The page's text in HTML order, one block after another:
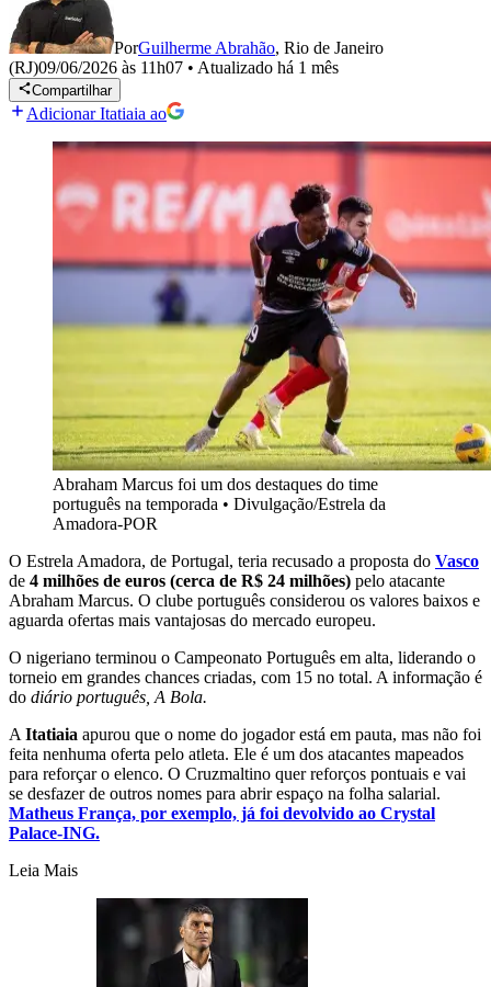
PorGuilherme Abrahão, Rio de Janeiro
(RJ)09/06/2026 às 11h07 • Atualizado há 1 mês
Compartilhar
Adicionar Itatiaia ao
Abraham Marcus foi um dos destaques do time
português na temporada • Divulgação/Estrela da
Amadora-POR
O Estrela Amadora, de Portugal, teria recusado a proposta do Vasco
de 4 milhões de euros (cerca de R$ 24 milhões) pelo atacante
Abraham Marcus. O clube português considerou os valores baixos e
aguarda ofertas mais vantajosas do mercado europeu.
O nigeriano terminou o Campeonato Português em alta, liderando o
torneio em grandes chances criadas, com 15 no total. A informação é
do diário português, A Bola.
A Itatiaia apurou que o nome do jogador está em pauta, mas não foi
feita nenhuma oferta pelo atleta. Ele é um dos atacantes mapeados
para reforçar o elenco. O Cruzmaltino quer reforços pontuais e vai
se desfazer de outros nomes para abrir espaço na folha salarial.
Matheus França, por exemplo, já foi devolvido ao Crystal
Palace-ING.
Leia Mais